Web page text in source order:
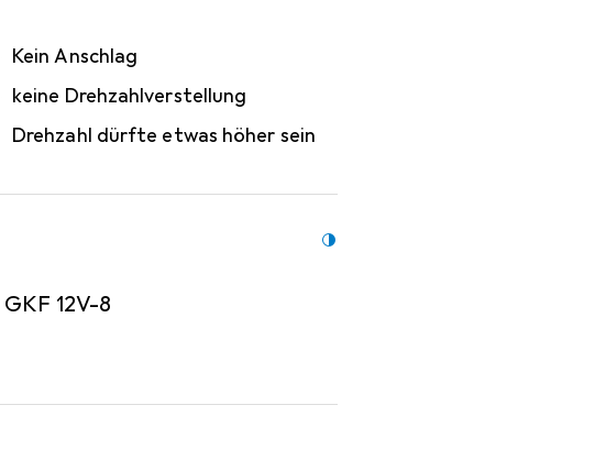
Kein Anschlag
keine Drehzahlverstellung
Drehzahl dürfte etwas höher sein
GKF 12V-8